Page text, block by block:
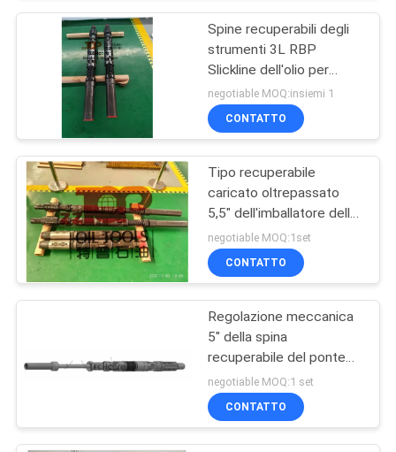
NOTIZIE
MAPPA
DEL
SITO
PRIVACY
Imballatore
recuperabile
Selezioni la valvola
del tester
28
Spine recuperabili degli
strumenti 3L RBP
Slickline dell'olio per
prova buona
negotiable MOQ:insiemi 1
CONTATTO
Tipo recuperabile
caricato oltrepassato
5,5" dell'imballatore della
spina del ponte 10000psi
negotiable MOQ:1set
CONTATTO
Regolazione meccanica
5" della spina
recuperabile del ponte
del martello x 5000 PSI
RBP
negotiable MOQ:1 set
CONTATTO